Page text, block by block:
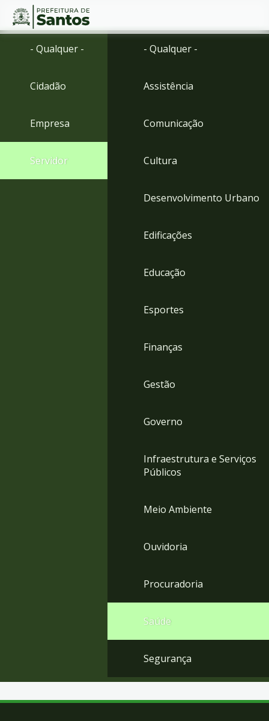
Ir
menu
para
Conteúdo
- Qualquer -
Cidadão
Empresa
Servidor
- Qualquer -
Assistência
Comunicação
Cultura
Desenvolvimento Urbano
Edificações
Educação
Esportes
Finanças
Gestão
Governo
Infraestrutura e Serviços
Públicos
Meio Ambiente
Ouvidoria
Procuradoria
Saúde
Segurança